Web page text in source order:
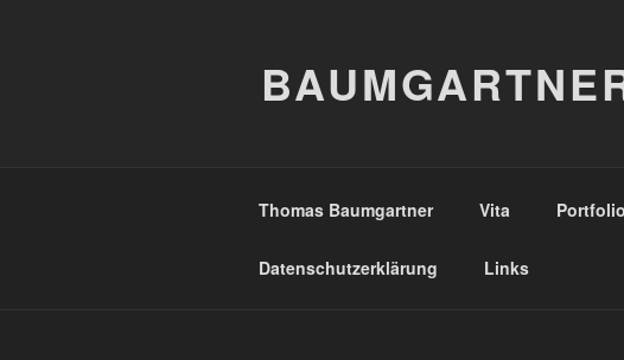
Thomas Baumgartner Vita Portfolio
Datenschutzerklärung Links